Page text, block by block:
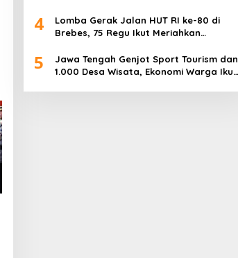
4
Lomba Gerak Jalan HUT RI ke-80 di
Brebes, 75 Regu Ikut Meriahkan
5
Jawa Tengah Genjot Sport Tourism dan
1.000 Desa Wisata, Ekonomi Warga Ikut